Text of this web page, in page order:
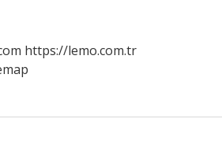
https://lemo.com.tr